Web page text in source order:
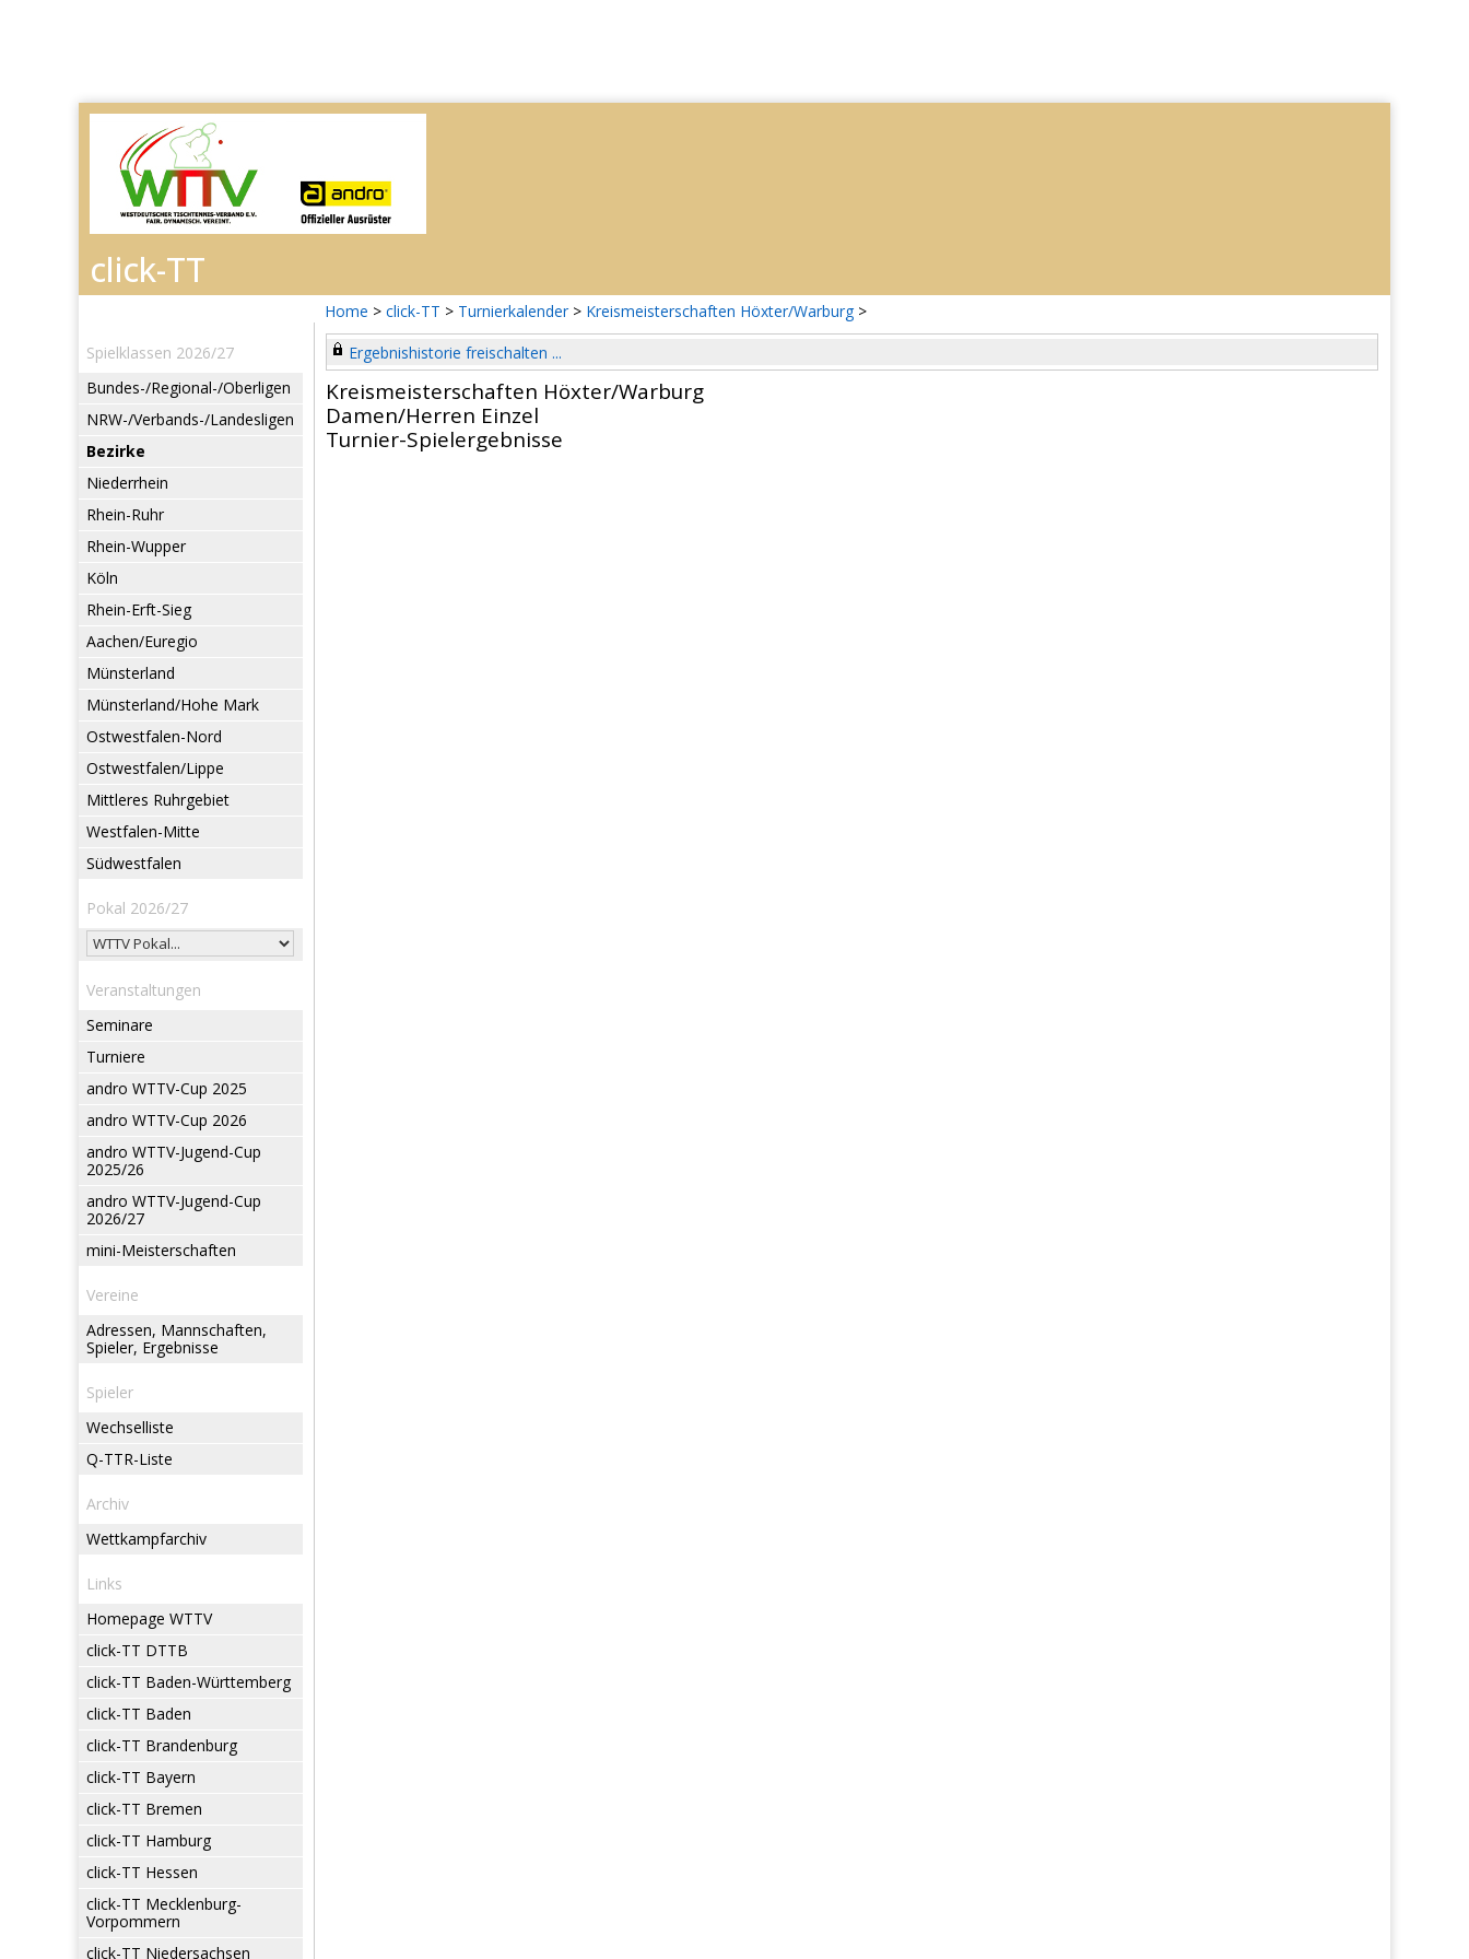
Home > click-TT > Turnierkalender > Kreismeisterschaften Höxter/Warburg >
Spielklassen 2026/27
Bundes-/Regional-/Oberligen
NRW-/Verbands-/Landesligen
Bezirke
Niederrhein
Rhein-Ruhr
Rhein-Wupper
Köln
Rhein-Erft-Sieg
Aachen/Euregio
Münsterland
Münsterland/Hohe Mark
Ostwestfalen-Nord
Ostwestfalen/Lippe
Mittleres Ruhrgebiet
Westfalen-Mitte
Südwestfalen
Pokal 2026/27
Veranstaltungen
Seminare
Turniere
andro WTTV-Cup 2025
andro WTTV-Cup 2026
andro WTTV-Jugend-Cup
2025/26
andro WTTV-Jugend-Cup
2026/27
mini-Meisterschaften
Vereine
Adressen, Mannschaften,
Spieler, Ergebnisse
Spieler
Wechselliste
Q-TTR-Liste
Archiv
Wettkampfarchiv
Links
Homepage WTTV
click-TT DTTB
click-TT Baden-Württemberg
click-TT Baden
click-TT Brandenburg
click-TT Bayern
click-TT Bremen
click-TT Hamburg
click-TT Hessen
click-TT Mecklenburg-
Vorpommern
click-TT Niedersachsen
Ergebnishistorie freischalten ...
Kreismeisterschaften Höxter/Warburg
Damen/Herren Einzel
Turnier-Spielergebnisse